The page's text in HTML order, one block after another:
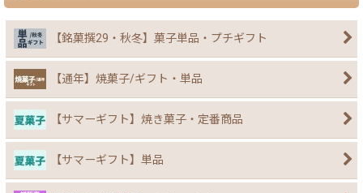
【銘菓撰29・秋冬】菓子単品・プチギフト
【通年】焼菓子/ギフト・単品
【サマーギフト】焼き菓子・定番商品
【サマーギフト】単品